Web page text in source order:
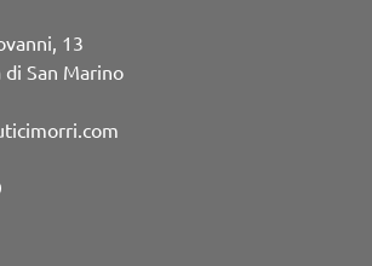
13
San Marino